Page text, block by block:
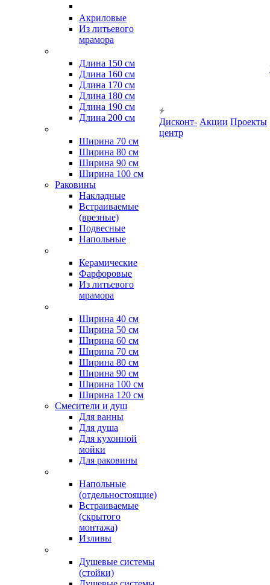
Акриловые
Из литьевого
мрамора
Длина 150 см
Длина 160 см
Длина 170 см
Длина 180 см
Длина 190 см
Длина 200 см
Ширина 70 см
Ширина 80 см
Ширина 90 см
Ширина 100 см
Раковины
Накладные
Встраиваемые
(врезные)
Подвесные
Напольные
Керамические
Фарфоровые
Из литьевого
мрамора
Ширина 40 см
Ширина 50 см
Ширина 60 см
Ширина 70 см
Ширина 80 см
Ширина 90 см
Ширина 100 см
Ширина 120 см
Смесители и душ
Для ванны
Для душа
Для кухонной
мойки
Для раковины
Напольные
(отдельностоящие)
Встраиваемые
(скрытого
монтажа)
Изливы
Душевые системы
(стойки)
Дисконт-
центр
Акции Проекты